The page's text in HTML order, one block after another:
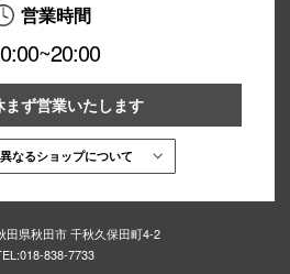
営業時間
まず営業いたします
なるショップについて
田県秋田市 千秋久保田町4-2
018-838-7733